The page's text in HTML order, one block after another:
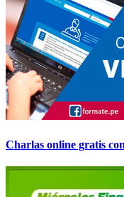
Charlas online gratis